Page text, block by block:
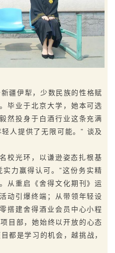
疆伊犁，少数民族的性格赋
毕业于北京大学，她本可选
然投身于白酒行业这条充满
人提供了无限可能。” 谈及
校光环，以谦逊姿态扎根基
力赢得认可。”这份务实精
从重启《舍得文化期刊》运
动引爆终端；从带领年轻设
搭建舍得酒业会员中心小程
目部，她始终以开放的心态
都是学习的机会，越挑战，